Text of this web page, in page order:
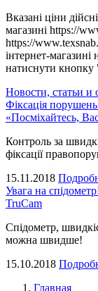
Вказані ціни
магазині https://
https://
інтернет-
натиснути
Новости, статьи и
Фіксація
«Посміхайтесь,
Контроль за
фіксації
15.11.2018
Увага на
TruCam
Спідометр,
можна швидше!
15.10.2018
Главная